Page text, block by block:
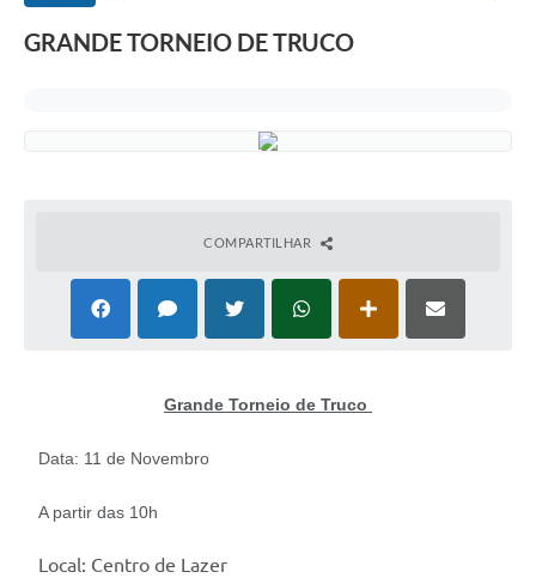
GRANDE TORNEIO DE TRUCO
COMPARTILHAR
Grande Torneio de Truco
Data: 11 de Novembro
A partir das 10h
Local: Centro de Lazer